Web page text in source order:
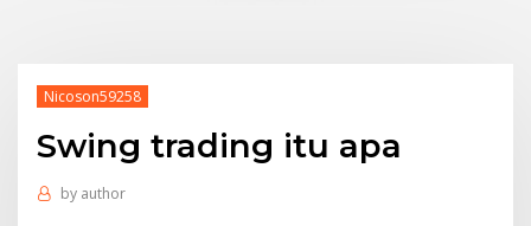
Nicoson59258
Swing trading itu apa
by author